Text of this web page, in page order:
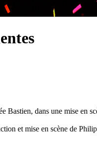
Bastien, dans une mise en
et mise en scène de